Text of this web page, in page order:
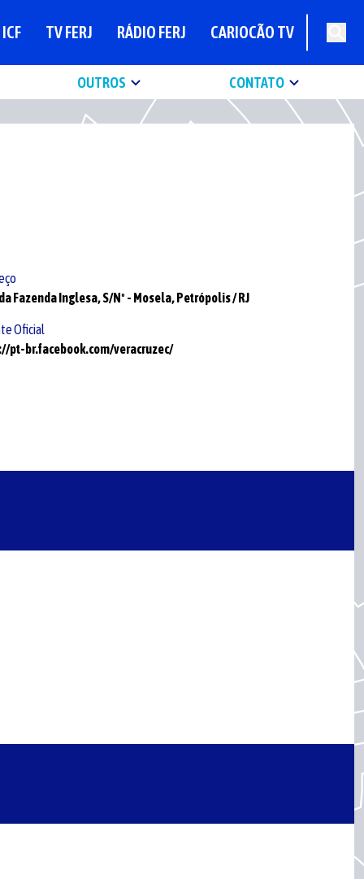
ICF TV FERJ RÁDIO FERJ CARIOCÃO TV
OUTROS CONTATO
Fazenda Inglesa,S/Nº - Mosela,Petrópolis /RJ
Oficial
pt-br.facebook.com/veracruzec/